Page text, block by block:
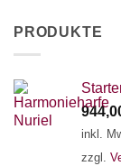
PRODUKTE
inkl.
zzgl.